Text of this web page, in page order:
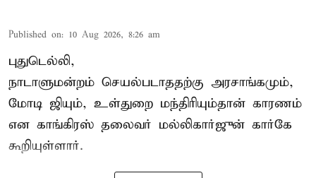
Published on: 10 Aug 2026, 8:26 am
புதுடெல்லி,
நாடாளுமன்றம் செயல்படாததற்கு அரசாங்கமும்,
மோடி ஜியும், உள்துறை மந்திரியும்தான் காரணம்
என காங்கிரஸ் தலைவர் மல்லிகார்ஜுன் கார்கே
கூறியுள்ளார்.